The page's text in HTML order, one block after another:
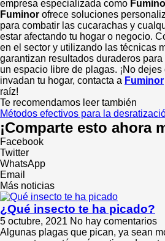
empresa especializada como
Fuminor ofrece soluciones
para combatir las cucarachas y
estar afectando tu hogar o negocio.
en el sector y utilizando las técnicas
garantizan resultados duraderos
un espacio libre de plagas. ¡No
invadan tu hogar, contacta a Fuminor
raíz!
Te recomendamos leer también
Métodos efectivos para la
¡Comparte esto ahora
Facebook
Twitter
WhatsApp
Email
Más noticias
¿Qué insecto te ha picado?
5 octubre, 2021 No hay comentarios
Algunas plagas que pican, ya sean